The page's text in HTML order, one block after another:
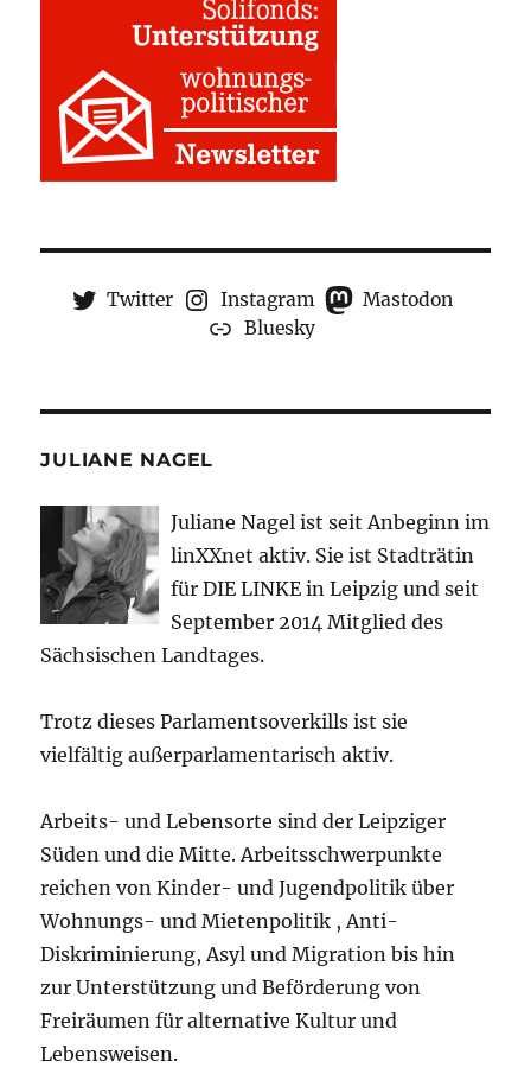
Twitter Instagram
Mastodon
Bluesky
JULIANE NAGEL
Juliane Nagel ist seit Anbeginn im
linXXnet aktiv. Sie ist Stadträtin
für DIE LINKE in Leipzig und seit
September 2014 Mitglied des
Sächsischen Landtages.
Trotz dieses Parlamentsoverkills ist sie
vielfältig außerparlamentarisch aktiv.
Arbeits- und Lebensorte sind der Leipziger
Süden und die Mitte. Arbeitsschwerpunkte
reichen von Kinder- und Jugendpolitik über
Wohnungs- und Mietenpolitik , Anti-
Diskriminierung, Asyl und Migration bis hin
zur Unterstützung und Beförderung von
Freiräumen für alternative Kultur und
Lebensweisen.